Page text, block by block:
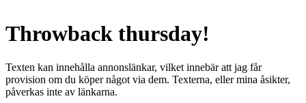
Throwback thursday!
Texten kan innehålla annonslänkar, vilket innebär att jag får
provision om du köper något via dem. Texterna, eller mina åsikter,
påverkas inte av länkarna.